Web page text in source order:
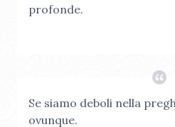
profonde.
Se siamo deboli nella
ovunque.